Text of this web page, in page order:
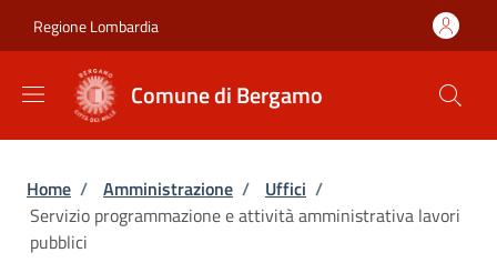
Regione Lombardia
Comune di Bergamo
Briciole di pane
Home / Amministrazione / Uffici /
Servizio programmazione e attività amministrativa lavori
pubblici